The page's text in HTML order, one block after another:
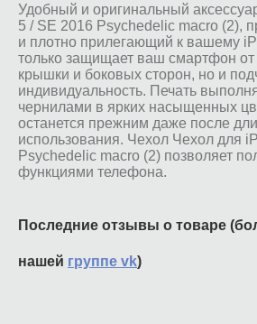
Удобный и оригинальный
5 / SE 2016 Psychedelic macro (2),
и плотно прилегающий к вашему
только защищает ваш смартфон от
крышки и боковых сторон, но и
индивидуальность. Печать
чернилами в ярких насыщенных
останется прежним даже после
использования. Чехол Чехол для
Psychedelic macro (2) позволяет
функциями телефона.
Последние отзывы о товаре
нашей группе vk)